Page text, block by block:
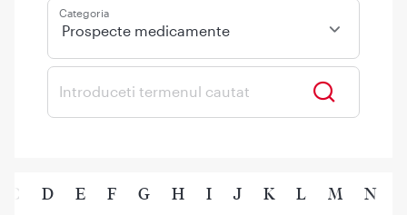
Categoria
Prospecte medicamente
C D E F G H I J K L M N